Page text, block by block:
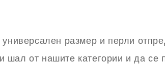
размер и перли
от нашите категории и да се